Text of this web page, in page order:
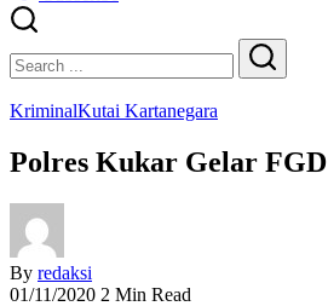
Search
Search
KriminalKutai Kartanegara
Polres Kukar Gelar FGD
By redaksi
01/11/2020 2 Min Read